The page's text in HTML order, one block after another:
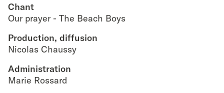
Chant
Our prayer - The Beach Boys
Production, diffusion
Nicolas Chaussy
Administration
Marie Rossard